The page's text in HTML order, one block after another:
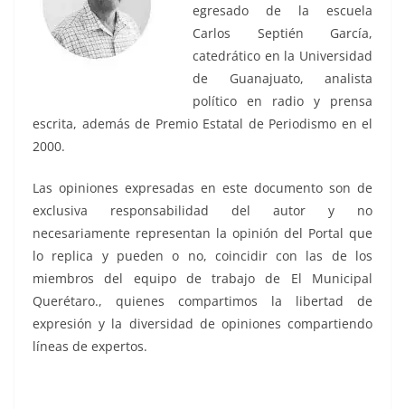
egresado de la escuela
Carlos Septién García,
catedrático en la Universidad
de Guanajuato, analista
político en radio y prensa
escrita, además de Premio Estatal de Periodismo en el
2000.
Las opiniones expresadas en este documento son de
exclusiva responsabilidad del autor y no
necesariamente representan la opinión del Portal que
lo replica y pueden o no, coincidir con las de los
miembros del equipo de trabajo de El Municipal
Querétaro., quienes compartimos la libertad de
expresión y la diversidad de opiniones compartiendo
líneas de expertos.